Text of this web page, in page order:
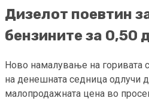
Дизелот поевтин
бензините за 0,50
Ново намалување на горивата
на денешната седница одлучи
малопродажната цена во